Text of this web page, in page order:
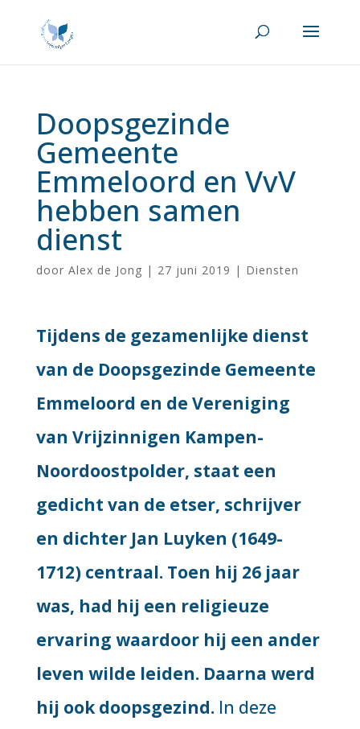
Doopsgezinde
Gemeente
Emmeloord en VvV
hebben samen
dienst
door Alex de Jong | 27 juni 2019 | Diensten
Tijdens de gezamenlijke dienst
van de Doopsgezinde Gemeente
Emmeloord en de Vereniging
van Vrijzinnigen Kampen-
Noordoostpolder, staat een
gedicht van de etser, schrijver
en dichter Jan Luyken (1649-
1712) centraal. Toen hij 26 jaar
was, had hij een religieuze
ervaring waardoor hij een ander
leven wilde leiden. Daarna werd
hij ook doopsgezind. In deze